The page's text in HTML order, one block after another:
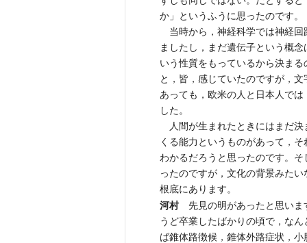
か」というふうに思ったのです。
当時から，神経科学では神経回
ましたし，まだ遺伝子という概
いう性質をもっているから決ま
と，皆，感じていたのですが，
あっても，欧米の人と日本人で
した。
人間が生まれたときにはまだ決
くる能力というものがあって，
わかるだろうと思ったのです。
ったのですが，文化の背景みた
根底にあります。
河村先見の明があったと思いま
うど卒業したばかりの頃で，な
ば錐体路徴候，錐体外路症状，